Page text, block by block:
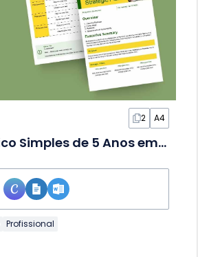
2 A4
Plano Estratégico Simples de 5 Anos em Documento
Profissional